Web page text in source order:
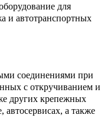
для
и автотранспортных
соединениями при
с откручиванием и
других крепежных
а также